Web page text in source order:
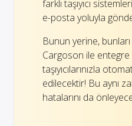
farklı taşıyıcı
e-posta yoluyla
Bunun yerine,
Cargoson ile
taşıyıcılarınızla
edilecektir! Bu aynı
hatalarını da